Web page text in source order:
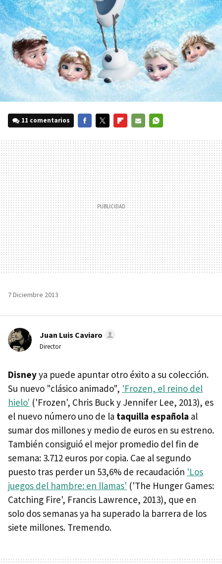
11 comentarios
MAIL
7 Diciembre 2013
Juan Luis Caviaro
Director
Disneyya puede apuntar otro éxito a su colección.
Su nuevo "clásico animado", 'Frozen, el reino del
hielo' ('Frozen', Chris Buck y Jennifer Lee, 2013), es
el nuevo número uno de la taquilla española al
sumar dos millones y medio de euros en su estreno.
También consiguió el mejor promedio del fin de
semana: 3.712 euros por copia. Cae al segundo
puesto tras perder un 53,6% de recaudación 'Los
juegos del hambre: en llamas' ('The Hunger Games:
Catching Fire', Francis Lawrence, 2013), que en
solo dos semanas ya ha superado la barrera de los
siete millones. Tremendo.